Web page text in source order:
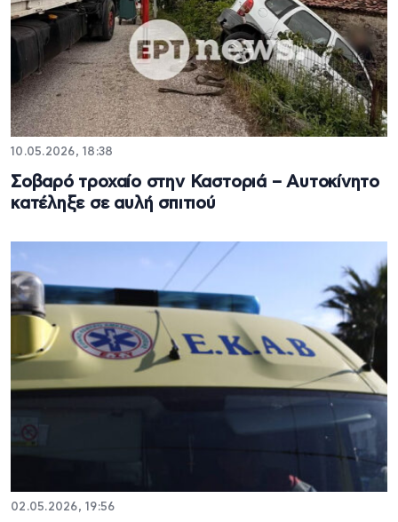
10.05.2026, 18:38
Σοβαρό τροχαίο στην Καστοριά – Αυτοκίνητο
κατέληξε σε αυλή σπιτιού
02.05.2026, 19:56